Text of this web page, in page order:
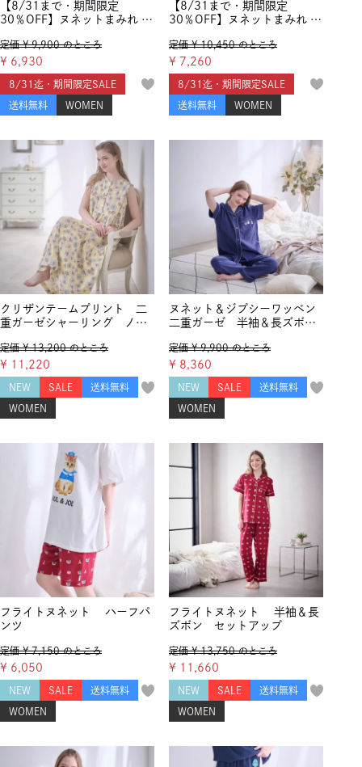
【8/31まで・期間限定
30％OFF】ヌネットまみれ 天
セットアップ
定価 ¥ 9,900 のところ
¥ 6,930
8/31迄・期間限定SALE
送料無料 WOMEN
【8/31まで・期間限定
30％OFF】ヌネットまみれ 天
グパンツ セットアップ
定価 ¥ 10,450 のところ
¥ 7,260
8/31迄・期間限定SALE
送料無料 WOMEN
クリザンテームプリント 二
重ガーゼシャーリング ノー
ス
定価 ¥ 13,200 のところ
¥ 11,220
NEW SALE 送料無料
WOMEN
ヌネット＆ジプシーワッペン
二重ガーゼ 半袖＆長ズボン
定価 ¥ 9,900 のところ
¥ 8,360
NEW SALE 送料無料
WOMEN
フライトヌネット ハーフパ
ンツ
定価 ¥ 7,150 のところ
¥ 6,050
NEW SALE 送料無料
WOMEN
フライトヌネット 半袖＆長
ズボン セットアップ
定価 ¥ 13,750 のところ
¥ 11,660
NEW SALE 送料無料
WOMEN